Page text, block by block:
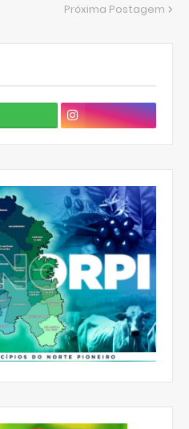
Próxima Postagem